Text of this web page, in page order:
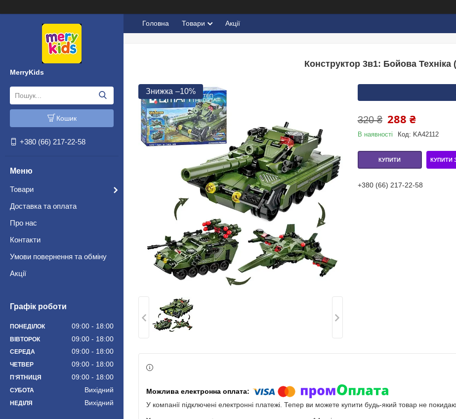
MerryKids
Кошик
+380 (66) 217-22-58
Товари
Доставка та оплата
Про нас
Контакти
Умови повернення та обміну
Акції
Графік роботи
ПОНЕДІЛОК 09:00 18:00
ВІВТОРОК 09:00 18:00
СЕРЕДА 09:00 18:00
ЧЕТВЕР 09:00 18:00
ПʼЯТНИЦЯ 09:00 18:00
СУБОТА Вихідний
НЕДІЛЯ Вихідний
Головна Товари Акції
Конструктор 3в1: Бойова Техніка
–10%
320 ₴ 288 ₴
В наявності Код: KA42112
КУПИТИ КУПИТИ
+380 (66) 217-22-58
У компанії підключені електронні платежі. Тепер ви можете купити будь-який товар не